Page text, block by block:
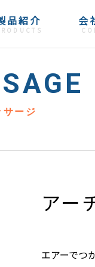
品紹介 会
サージ
アー
エアーでつ